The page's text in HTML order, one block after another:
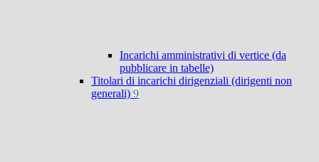
Incarichi amministrativi di vertice (da
pubblicare in tabelle)
Titolari di incarichi dirigenziali (dirigenti non
generali) 9